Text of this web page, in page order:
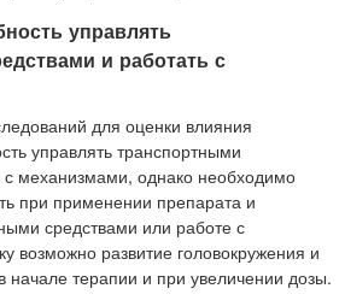
управлять
и работать с
для оценки влияния
управлять транспортными
с механизмами, однако необходимо
при применении препарата и
средствами или работе с
возможно развитие головокружения и
начале терапии и при увеличении дозы.